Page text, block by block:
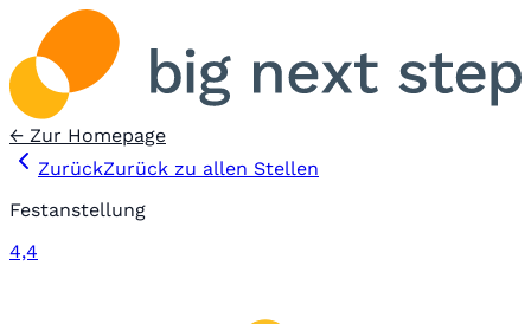
← Zur Homepage
ZurückZurück zu allen Stellen
Festanstellung
4,4